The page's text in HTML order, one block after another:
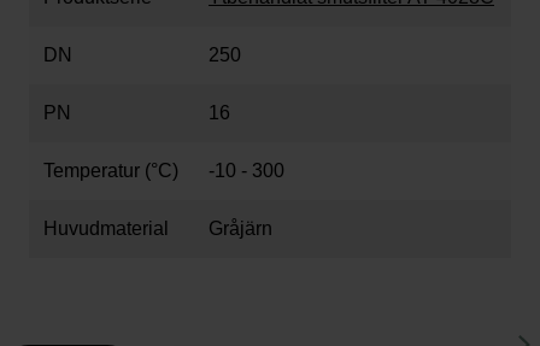
DN 250
PN 16
Temperatur (°C) -10 - 300
Huvudmaterial Gråjärn